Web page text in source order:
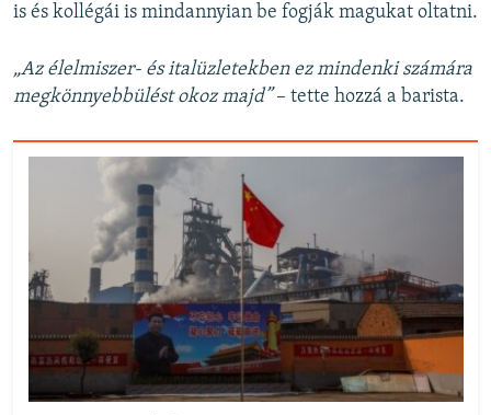
is és kollégái is mindannyian be fogják magukat oltatni.
„Az élelmiszer- és italüzletekben ez mindenki számára
megkönnyebbülést okoz majd”– tette hozzá a barista.